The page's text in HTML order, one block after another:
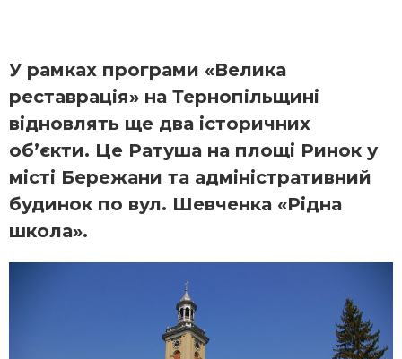
У рамках програми «Велика
реставрація» на Тернопільщині
відновлять ще два історичних
об’єкти. Це Ратуша на площі Ринок у
місті Бережани та адміністративний
будинок по вул. Шевченка «Рідна
школа».